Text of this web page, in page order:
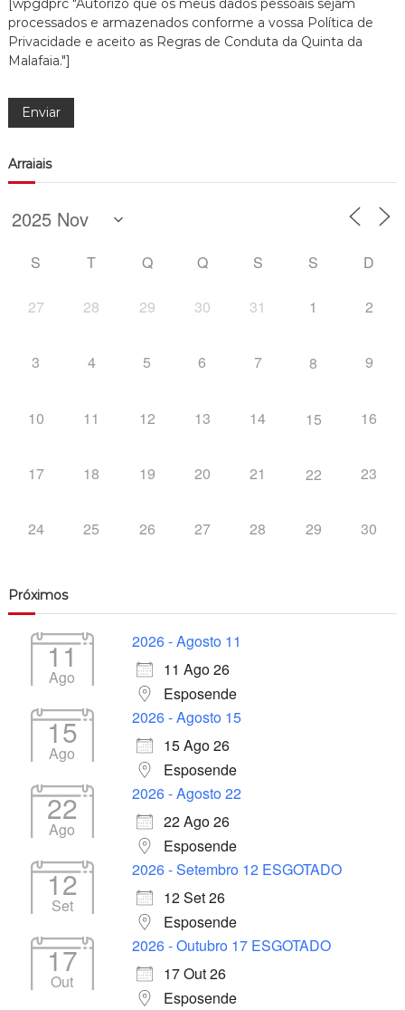
[wpgdprc "Autorizo que os meus dados pessoais sejam
processados e armazenados conforme a vossa Política de
Privacidade e aceito as Regras de Conduta da Quinta da
Malafaia."]
Arraiais
S T Q Q S S D
27 28 29 30 31 1 2
3 4 5 6 7 8 9
10 11 12 13 14 15 16
17 18 19 20 21 22 23
24 25 26 27 28 29 30
Próximos
11
Ago
2026 - Agosto 11
11 Ago 26
Esposende
15
Ago
2026 - Agosto 15
15 Ago 26
Esposende
22
Ago
2026 - Agosto 22
22 Ago 26
Esposende
12
Set
2026 - Setembro 12 ESGOTADO
12 Set 26
Esposende
17
Out
2026 - Outubro 17 ESGOTADO
17 Out 26
Esposende